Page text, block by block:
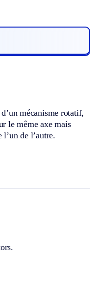
mécanisme rotatif,
le même axe mais
de l’autre.